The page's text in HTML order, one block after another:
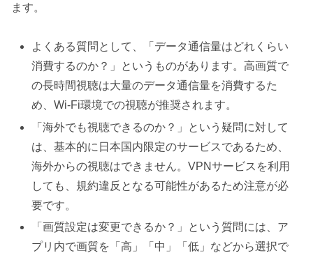
ます。
よくある質問として、「データ通信量はどれくらい
消費するのか？」というものがあります。高画質で
の長時間視聴は大量のデータ通信量を消費するた
め、Wi-Fi環境での視聴が推奨されます。
「海外でも視聴できるのか？」という疑問に対して
は、基本的に日本国内限定のサービスであるため、
海外からの視聴はできません。VPNサービスを利用
しても、規約違反となる可能性があるため注意が必
要です。
「画質設定は変更できるか？」という質問には、ア
プリ内で画質を「高」「中」「低」などから選択で